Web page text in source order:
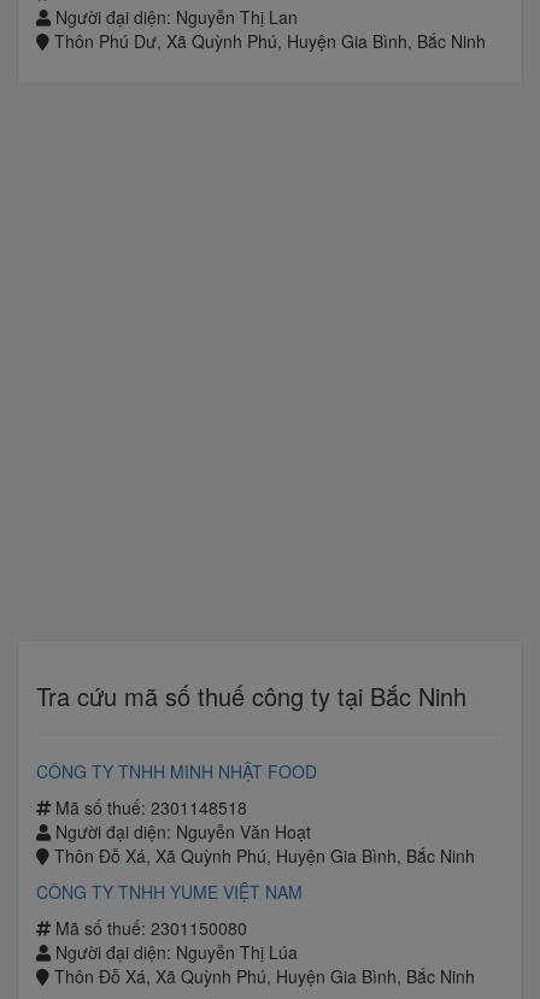
Người đại diện: Nguyễn Thị Lan
Thôn Phú Dư, Xã Quỳnh Phú, Huyện Gia Bình, Bắc Ninh
Tra cứu mã số thuế công ty tại Bắc Ninh
CÔNG TY TNHH MINH NHẬT FOOD
Mã số thuế: 2301148518
Người đại diện: Nguyễn Văn Hoạt
Thôn Đỗ Xá, Xã Quỳnh Phú, Huyện Gia Bình, Bắc Ninh
CÔNG TY TNHH YUME VIỆT NAM
Mã số thuế: 2301150080
Người đại diện: Nguyễn Thị Lúa
Thôn Đỗ Xá, Xã Quỳnh Phú, Huyện Gia Bình, Bắc Ninh